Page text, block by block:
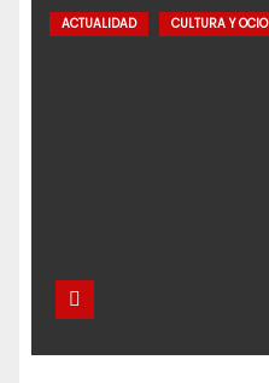
ACTUALIDAD CULTURA Y OCIO